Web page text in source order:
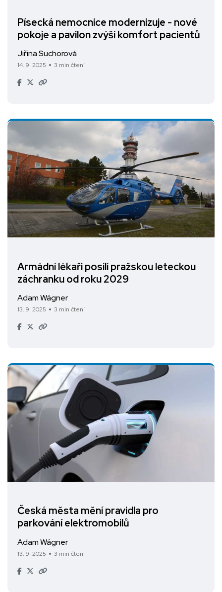
Písecká nemocnice modernizuje - nové
pokoje a pavilon zvýší komfort pacientů
Jiřina Suchorová
14. 9. 2025 3 min čtení
Armádní lékaři posílí pražskou leteckou
záchranku od roku 2029
Adam Wágner
13. 9. 2025 3 min čtení
Česká města mění pravidla pro
parkování elektromobilů
Adam Wágner
13. 9. 2025 3 min čtení